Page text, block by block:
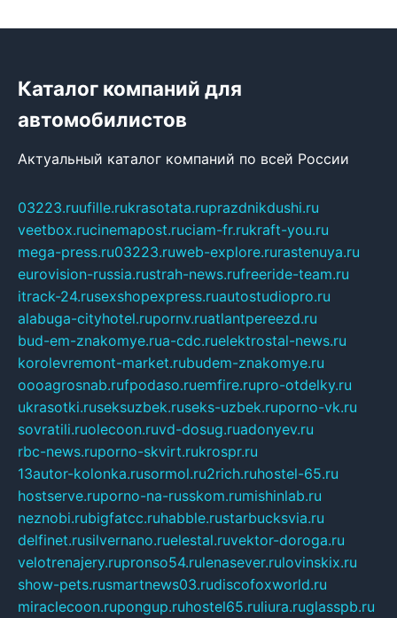
Каталог компаний для
автомобилистов
Актуальный каталог компаний по всей России
03223.ruufille.rukrasotata.ruprazdnikdushi.ru
veetbox.rucinemapost.ruciam-fr.rukraft-you.ru
mega-press.ru03223.ruweb-explore.rurastenuya.ru
eurovision-russia.rustrah-news.rufreeride-team.ru
itrack-24.rusexshopexpress.ruautostudiopro.ru
alabuga-cityhotel.rupornv.ruatlantpereezd.ru
bud-em-znakomye.rua-cdc.ruelektrostal-news.ru
korolevremont-market.rubudem-znakomye.ru
oooagrosnab.rufpodaso.ruemfire.rupro-otdelky.ru
ukrasotki.ruseksuzbek.ruseks-uzbek.ruporno-vk.ru
sovratili.ruolecoon.ruvd-dosug.ruadonyev.ru
rbc-news.ruporno-skvirt.rukrospr.ru
13autor-kolonka.rusormol.ru2rich.ruhostel-65.ru
hostserve.ruporno-na-russkom.rumishinlab.ru
neznobi.rubigfatcc.ruhabble.rustarbucksvia.ru
delfinet.rusilvernano.ruelestal.ruvektor-doroga.ru
velotrenajery.rupronso54.rulenasever.rulovinskix.ru
show-pets.rusmartnews03.rudiscofoxworld.ru
miraclecoon.rupongup.ruhostel65.ruliura.ruglasspb.ru